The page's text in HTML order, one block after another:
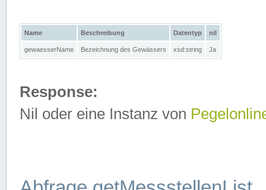
Name Beschreibung Datentyp nil
gewaesserName Bezeichnung des Gewässers xsd:string Ja
Response:
Nil oder eine Instanz von